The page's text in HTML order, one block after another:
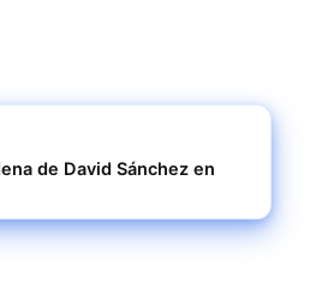
de David Sánchez en